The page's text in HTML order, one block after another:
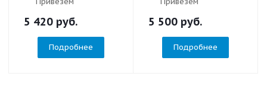
5 420 руб.
Подробнее
5 500 руб.
Подробнее